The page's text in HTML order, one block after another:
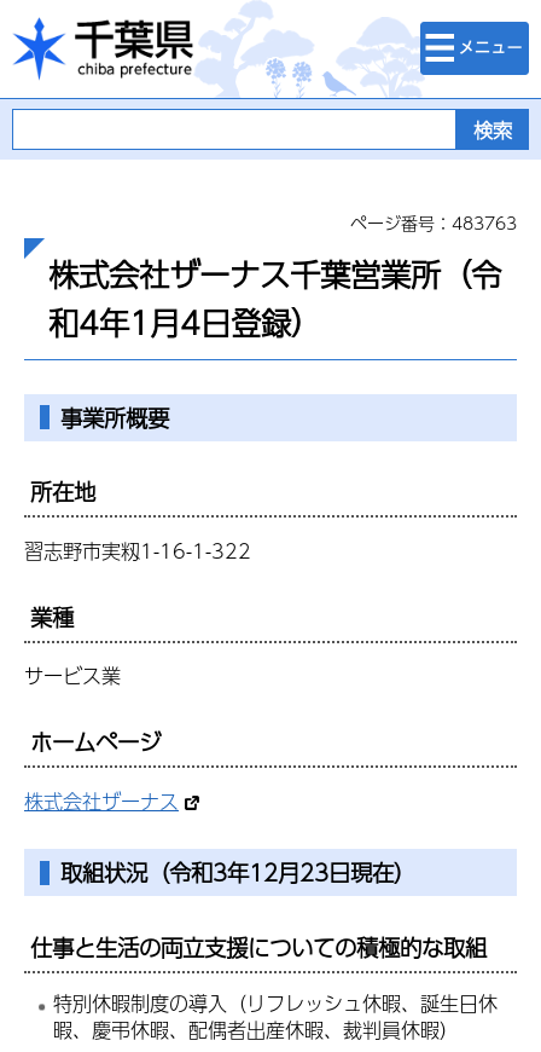
千葉県
検索・メニュ
ー
ページ番号：483763
株式会社ザーナス千葉営業所（令
和4年1月4日登録）
事業所概要
所在地
習志野市実籾1-16-1-322
業種
サービス業
ホームページ
株式会社ザーナス
取組状況（令和3年12月23日現在）
仕事と生活の両立支援についての積極的な取組
特別休暇制度の導入（リフレッシュ休暇、誕生日休
暇、慶弔休暇、配偶者出産休暇、裁判員休暇）